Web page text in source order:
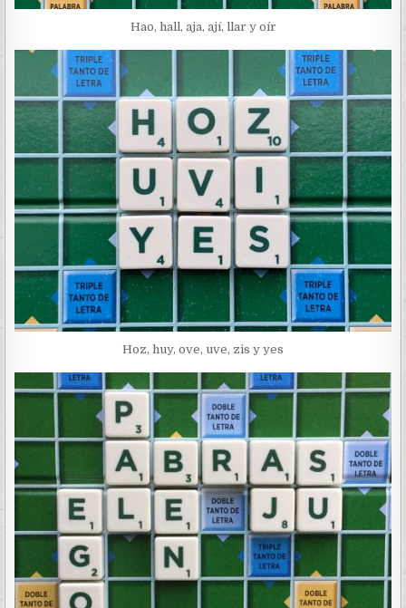
Hao, hall, aja, ají, llar y oír
Hoz, huy, ove, uve, zis y yes